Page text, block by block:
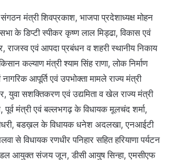
मंत्री शिवप्रकाश, भाजपा प्रदेशाध्यक्ष मोहन
के डिप्टी स्पीकर कृष्ण लाल मिड्ढा, विकास एवं
राजस्व एवं आपदा प्रबंधन व शहरी स्थानीय निकाय
कल्याण मंत्री श्याम सिंह राणा, लोक निर्माण
आपूर्ति एवं उपभोक्ता मामले राज्य मंत्री
युवा सशक्तिकरण एवं उद्यमिता व खेल राज्य मंत्री
पूर्व मंत्री एवं बल्लभगढ़ के विधायक मूलचंद शर्मा,
चौधरी, बडख़ल के विधायक धनेश अदलखा, एनआईटी
से विधायक रणधीर पनिहार सहित हरियाणा पर्यटन
मंडल आयुक्त संजय जून, डीसी आयुष सिन्हा, एमसीएफ